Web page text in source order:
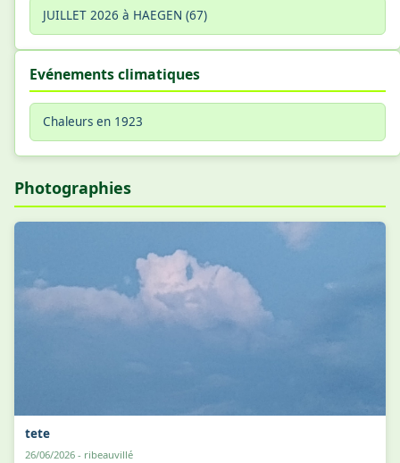
JUILLET 2026 à HAEGEN (67)
Evénements climatiques
Chaleurs en 1923
Photographies
tete
26/06/2026 - ribeauvillé